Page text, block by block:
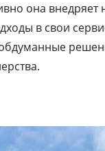
она внедряет
в свои